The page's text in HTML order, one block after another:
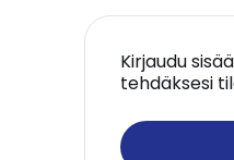
Kirjaudu
tehdäksesi